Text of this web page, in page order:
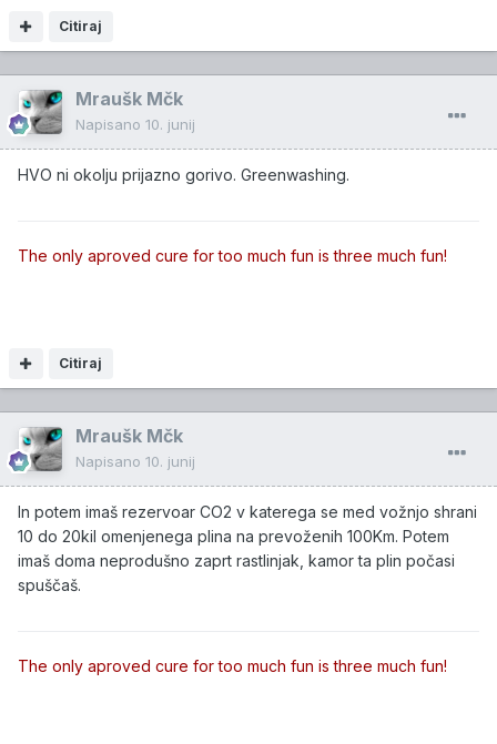
Citiraj
Mraušk Mčk
Napisano 10. junij
HVO ni okolju prijazno gorivo. Greenwashing.
Citiraj
The only aproved cure for too much fun is three much fun!
Mraušk Mčk
Napisano 10. junij
In potem imaš rezervoar CO2 v katerega se med vožnjo shrani
10 do 20kil omenjenega plina na prevoženih 100Km. Potem
imaš doma neprodušno zaprt rastlinjak, kamor ta plin počasi
spuščaš.
The only aproved cure for too much fun is three much fun!